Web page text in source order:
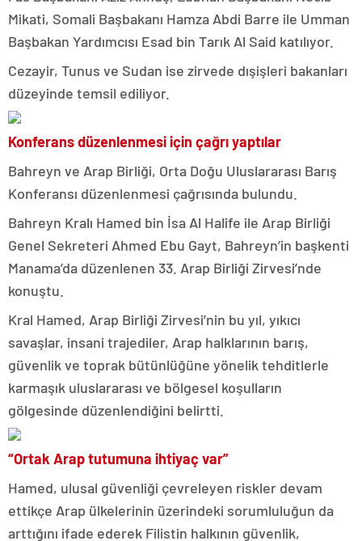
Mikati, Somali Başbakanı Hamza Abdi Barre ile Umman
Başbakan Yardımcısı Esad bin Tarık Al Said katılıyor.
Cezayir, Tunus ve Sudan ise zirvede dışişleri bakanları
düzeyinde temsil ediliyor.
Konferans düzenlenmesi için çağrı yaptılar
Bahreyn ve Arap Birliği, Orta Doğu Uluslararası Barış
Konferansı düzenlenmesi çağrısında bulundu.
Bahreyn Kralı Hamed bin İsa Al Halife ile Arap Birliği
Genel Sekreteri Ahmed Ebu Gayt, Bahreyn’in başkenti
Manama’da düzenlenen 33. Arap Birliği Zirvesi’nde
konuştu.
Kral Hamed, Arap Birliği Zirvesi’nin bu yıl, yıkıcı
savaşlar, insani trajediler, Arap halklarının barış,
güvenlik ve toprak bütünlüğüne yönelik tehditlerle
karmaşık uluslararası ve bölgesel koşulların
gölgesinde düzenlendiğini belirtti.
“Ortak Arap tutumuna ihtiyaç var”
Hamed, ulusal güvenliği çevreleyen riskler devam
ettikçe Arap ülkelerinin üzerindeki sorumluluğun da
arttığını ifade ederek Filistin halkının güvenlik,